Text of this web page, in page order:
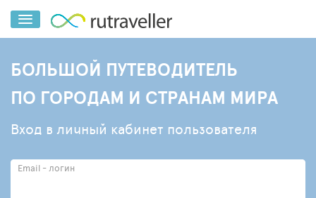
БОЛЬШОЙ ПУТЕВОДИТЕЛЬ
ПО ГОРОДАМ И СТРАНАМ МИРА
Вход в личный кабинет пользователя
Email - логин